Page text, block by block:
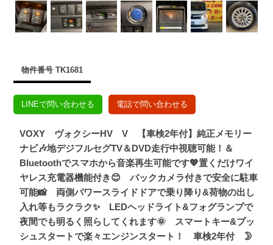
物件番号 TK1681
LINEで問い合わせる 電話で問い合わせる
VOXY ヴォクシーHV V 【車検2年付】純正メモリー
ナビ🎶地デジフルセグTV＆DVD走行中視聴可能！＆
Bluetoothでスマホから音楽再生可能です💖置くだけワイ
ヤレス充電器機能付き😊 バックカメラ付きで安全に駐車
可能📸 両側パワースライドドアで乗り降り&荷物の出し
入れ等もラクラク✨ LEDヘッドライト&フォグランプで
夜間でも明るく照らしてくれます🌞 スマートキー&プッ
シュスタートで楽々エンジンスタート！ 車検2年付 🌛